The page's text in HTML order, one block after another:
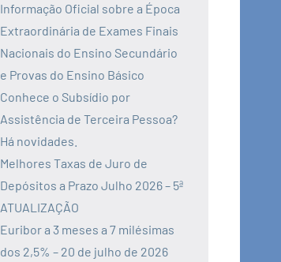
Informação Oficial sobre a Época
Extraordinária de Exames Finais
Nacionais do Ensino Secundário
e Provas do Ensino Básico
Conhece o Subsídio por
Assistência de Terceira Pessoa?
Há novidades.
Melhores Taxas de Juro de
Depósitos a Prazo Julho 2026 – 5ª
ATUALIZAÇÃO
Euribor a 3 meses a 7 milésimas
dos 2,5% – 20 de julho de 2026